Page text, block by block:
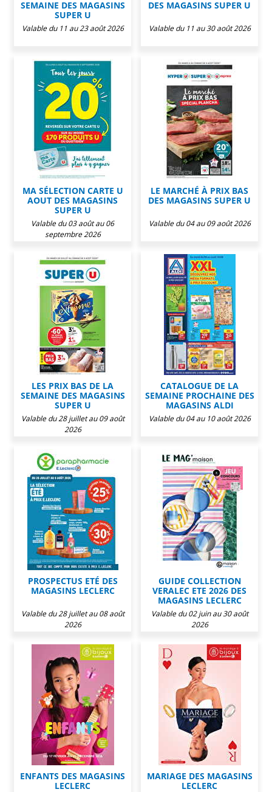
SEMAINE DES MAGASINS
SUPER U
Valable du 11 au 23 août 2026
DES MAGASINS SUPER U
Valable du 11 au 30 août 2026
MA SÉLECTION CARTE U
AOUT DES MAGASINS
SUPER U
Valable du 03 août au 06
septembre 2026
LE MARCHÉ À PRIX BAS
DES MAGASINS SUPER U
Valable du 04 au 09 août 2026
LES PRIX BAS DE LA
SEMAINE DES MAGASINS
SUPER U
Valable du 28 juillet au 09 août
2026
CATALOGUE DE LA
SEMAINE PROCHAINE DES
MAGASINS ALDI
Valable du 04 au 10 août 2026
PROSPECTUS ETÉ DES
MAGASINS LECLERC
Valable du 28 juillet au 08 août
2026
GUIDE COLLECTION
VERALEC ETE 2026 DES
MAGASINS LECLERC
Valable du 02 juin au 30 août
2026
ENFANTS DES MAGASINS
LECLERC
MARIAGE DES MAGASINS
LECLERC